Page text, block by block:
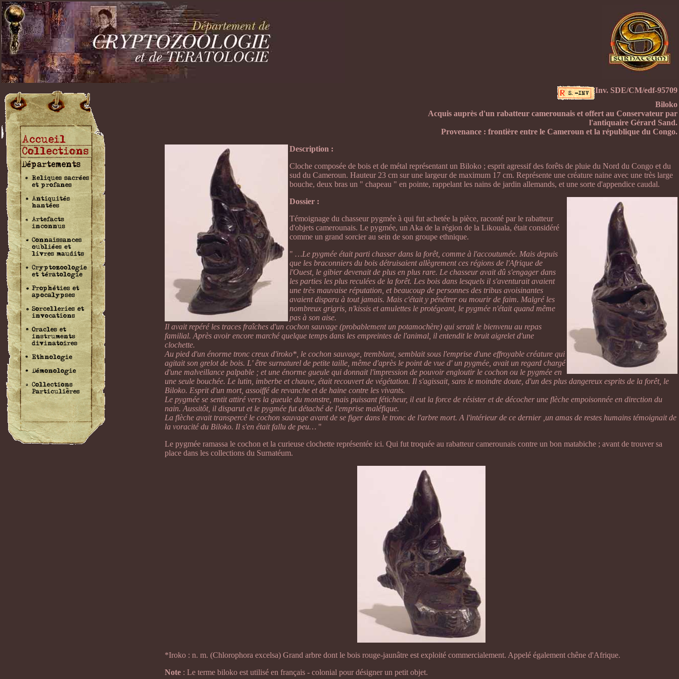
Inv. SDE/CM/edf-95709
Biloko
Acquis auprès d'un rabatteur camerounais et offert au Conservateur par
l'antiquaire Gérard Sand.
Provenance : frontière entre le Cameroun et la république du Congo.
Description :
Cloche composée de bois et de métal représentant un Biloko ; esprit agressif des forêts de pluie du Nord du Congo et du
sud du Cameroun. Hauteur 23 cm sur une largeur de maximum 17 cm. Représente une créature naine avec une très large
bouche, deux bras un " chapeau " en pointe, rappelant les nains de jardin allemands, et une sorte d'appendice caudal.
Dossier :
Témoignage du chasseur pygmée à qui fut achetée la pièce, raconté par le rabatteur
d'objets camerounais. Le pygmée, un Aka de la région de la Likouala, était considéré
comme un grand sorcier au sein de son groupe ethnique.
" …Le pygmée était parti chasser dans la forêt, comme à l'accoutumée. Mais depuis
que les braconniers du bois détruisaient allègrement ces régions de l'Afrique de
l'Ouest, le gibier devenait de plus en plus rare. Le chasseur avait dû s'engager dans
les parties les plus reculées de la forêt. Les bois dans lesquels il s'aventurait avaient
une très mauvaise réputation, et beaucoup de personnes des tribus avoisinantes
avaient disparu à tout jamais. Mais c'était y pénétrer ou mourir de faim. Malgré les
nombreux grigris, n'kissis et amulettes le protégeant, le pygmée n'était quand même
pas à son aise.
Il avait repéré les traces fraîches d'un cochon sauvage (probablement un potamochère) qui serait le bienvenu au repas
familial. Après avoir encore marché quelque temps dans les empreintes de l'animal, il entendit le bruit aigrelet d'une
clochette.
Au pied d'un énorme tronc creux d'iroko*, le cochon sauvage, tremblant, semblait sous l'emprise d'une effroyable créature qui
agitait son grelot de bois. L' être surnaturel de petite taille, même d'après le point de vue d' un pygmée, avait un regard chargé
d'une malveillance palpable ; et une énorme gueule qui donnait l'impression de pouvoir engloutir le cochon ou le pygmée en
une seule bouchée. Le lutin, imberbe et chauve, était recouvert de végétation. Il s'agissait, sans le moindre doute, d'un des plus dangereux esprits de la forêt, le
Biloko. Esprit d'un mort, assoiffé de revanche et de haine contre les vivants.
Le pygmée se sentit attiré vers la gueule du monstre, mais puissant féticheur, il eut la force de résister et de décocher une flèche empoisonnée en direction du
nain. Aussitôt, il disparut et le pygmée fut détaché de l'emprise maléfique.
La flèche avait transpercé le cochon sauvage avant de se figer dans le tronc de l'arbre mort. A l'intérieur de ce dernier ,un amas de restes humains témoignait de
la voracité du Biloko. Il s'en était fallu de peu… "
Le pygmée ramassa le cochon et la curieuse clochette représentée ici. Qui fut troquée au rabatteur camerounais contre un bon matabiche ; avant de trouver sa
place dans les collections du Surnatéum.
*Iroko : n. m. (Chlorophora excelsa) Grand arbre dont le bois rouge-jaunâtre est exploité commercialement. Appelé également chêne d'Afrique.
Note : Le terme biloko est utilisé en français - colonial pour désigner un petit objet.